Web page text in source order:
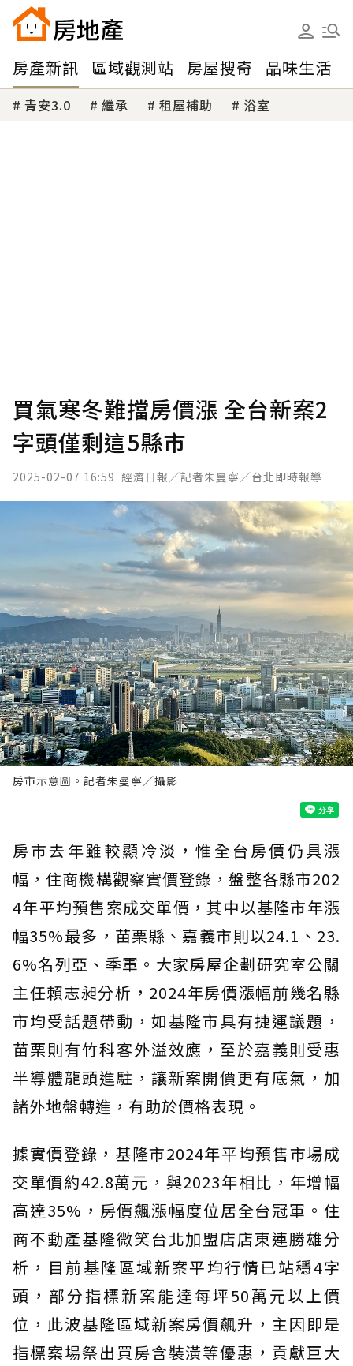
房產新訊 區域觀測站 房屋搜奇 品味生活
青安3.0 繼承 租屋補助 浴室
買氣寒冬難擋房價漲 全台新案2
字頭僅剩這5縣市
2025-02-07 16:59 經濟日報／記者朱曼寧／台北即時報導
房市示意圖。記者朱曼寧／攝影
房市去年雖較顯冷淡，惟全台房價仍具漲
幅，住商機構觀察實價登錄，盤整各縣市202
4年平均預售案成交單價，其中以基隆市年漲
幅35%最多，苗栗縣、嘉義市則以24.1、23.
6%名列亞、季軍。大家房屋企劃研究室公關
主任賴志昶分析，2024年房價漲幅前幾名縣
市均受話題帶動，如基隆市具有捷運議題，
苗栗則有竹科客外溢效應，至於嘉義則受惠
半導體龍頭進駐，讓新案開價更有底氣，加
諸外地盤轉進，有助於價格表現。
據實價登錄，基隆市2024年平均預售市場成
交單價約42.8萬元，與2023年相比，年增幅
高達35%，房價飆漲幅度位居全台冠軍。住
商不動產基隆微笑台北加盟店店東連勝雄分
析，目前基隆區域新案平均行情已站穩4字
頭，部分指標新案能達每坪50萬元以上價
位，此波基隆區域新案房價飆升，主因即是
指標案場祭出買房含裝潢等優惠，貢獻巨大